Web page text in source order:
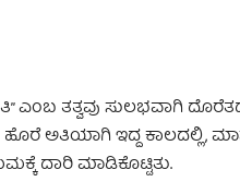
ಎಂಬ ತತ್ವವು ಸುಲಭವಾಗಿ
ಅತಿಯಾಗಿ ಇದ್ದ ಕಾಲದಲ್ಲಿ,
ದಾರಿ ಮಾಡಿಕೊಟ್ಟಿತು.